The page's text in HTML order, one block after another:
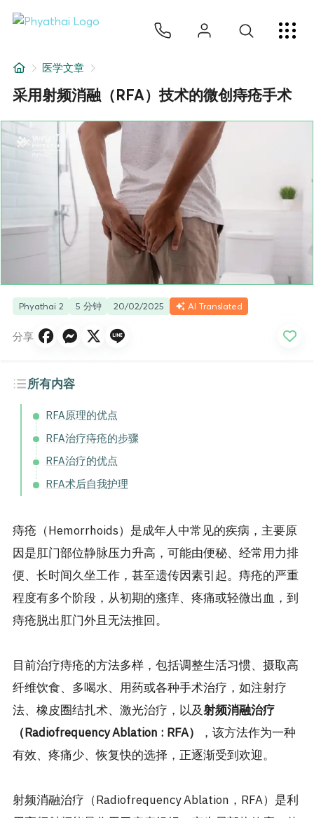
关于我们
医学文章
采用射频消融（RFA）技术的微创痔疮手术
Phyathai 2 5 分钟 20/02/2025 AI Translated
分享
所有内容
RFA原理的优点
RFA治疗痔疮的步骤
RFA治疗的优点
RFA术后自我护理
痔疮（Hemorrhoids）是成年人中常见的疾病，主要原
因是肛门部位静脉压力升高，可能由便秘、经常用力排
便、长时间久坐工作，甚至遗传因素引起。痔疮的严重
程度有多个阶段，从初期的瘙痒、疼痛或轻微出血，到
痔疮脱出肛门外且无法推回。
目前治疗痔疮的方法多样，包括调整生活习惯、摄取高
纤维饮食、多喝水、用药或各种手术治疗，如注射疗
法、橡皮圈结扎术、激光治疗，以及射频消融治疗
（Radiofrequency Ablation : RFA）
，该方法作为一种
有效、疼痛少、恢复快的选择，正逐渐受到欢迎。
射频消融治疗（Radiofrequency Ablation，RFA）是利